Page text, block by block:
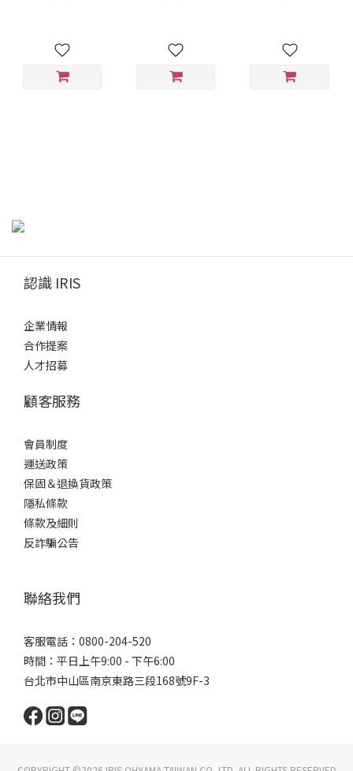
認識 IRIS
企業情報
合作提案
人才招募
顧客服務
會員制度
運送政策
保固＆退換貨政策
隱私條款
條款及細則
反詐騙公告
聯絡我們
客服電話：0800-204-520
時間：平日上午9:00 - 下午6:00
台北市中山區南京東路三段168號9F-3